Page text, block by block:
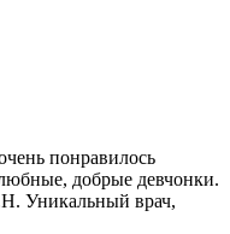
понравилось
добрые девчонки.
Уникальный врач,